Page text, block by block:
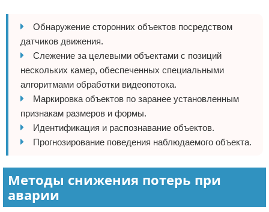
Обнаружение сторонних объектов посредством
датчиков движения.
Слежение за целевыми объектами с позиций
нескольких камер, обеспеченных специальными
алгоритмами обработки видеопотока.
Маркировка объектов по заранее установленным
признакам размеров и формы.
Идентификация и распознавание объектов.
Прогнозирование поведения наблюдаемого объекта.
Методы снижения потерь при
аварии